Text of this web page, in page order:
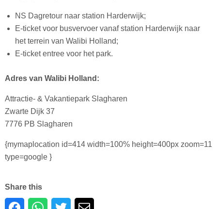
NS Dagretour naar station Harderwijk;
E-ticket voor busvervoer vanaf station Harderwijk naar
het terrein van Walibi Holland;
E-ticket entree voor het park.
Adres van Walibi Holland:
Attractie- & Vakantiepark Slagharen
Zwarte Dijk 37
7776 PB Slagharen
{mymaplocation id=414 width=100% height=400px zoom=11
type=google }
Share this